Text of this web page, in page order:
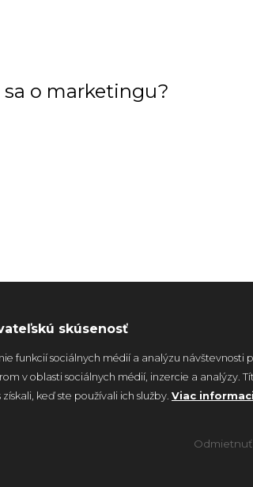
o marketingu?
skúsenosť
funkcií sociálnych médií a analýzu
v oblasti sociálnych médií, inzercie a analýzy.
keď ste používali ich služby. Viac